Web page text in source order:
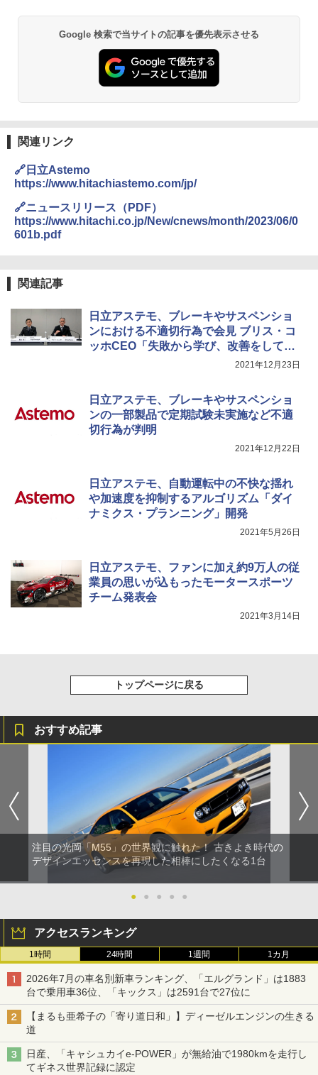
Google 検索で当サイトの記事を優先表示させる
関連リンク
🔗日立Astemo
https://www.hitachiastemo.com/jp/
🔗ニュースリリース（PDF）
https://www.hitachi.co.jp/New/cnews/month/2023/06/0
601b.pdf
関連記事
日立アステモ、ブレーキやサスペンショ
ンにおける不適切行為で会見 ブリス・コ
ッホCEO「失敗から学び、改善をしてい
2021年12月23日
日立アステモ、ブレーキやサスペンショ
ンの一部製品で定期試験未実施など不適
切行為が判明
2021年12月22日
日立アステモ、自動運転中の不快な揺れ
や加速度を抑制するアルゴリズム「ダイ
ナミクス・プランニング」開発
2021年5月26日
日立アステモ、ファンに加え約9万人の従
業員の思いが込もったモータースポーツ
チーム発表会
2021年3月14日
トップページに戻る
おすすめ記事
注目の光岡「M55」の世界観に触れた！ 古きよき時代の
デザインエッセンスを再現した相棒にしたくなる1台
● ● ● ● ●
アクセスランキング
1時間 24時間 1週間 1カ月
2026年7月の車名別新車ランキング、「エルグランド」は1883
台で乗用車36位、「キックス」は2591台で27位に
【まるも亜希子の「寄り道日和」】ディーゼルエンジンの生きる
道
日産、「キャシュカイe-POWER」が無給油で1980kmを走行し
てギネス世界記録に認定